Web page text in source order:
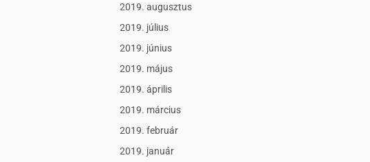
2019. augusztus
2019. július
2019. június
2019. május
2019. április
2019. március
2019. február
2019. január